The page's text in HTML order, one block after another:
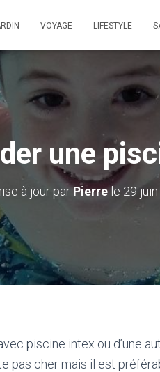
VOYAGE LIFESTYLE
une
à jour parPierrele 29
piscine intex ou d’une
pas cher mais il est